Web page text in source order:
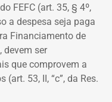
FEFC (art. 35, § 4º,
a despesa seja paga
Financiamento de
devem ser
que comprovem a
53, II, “c”, da Res.